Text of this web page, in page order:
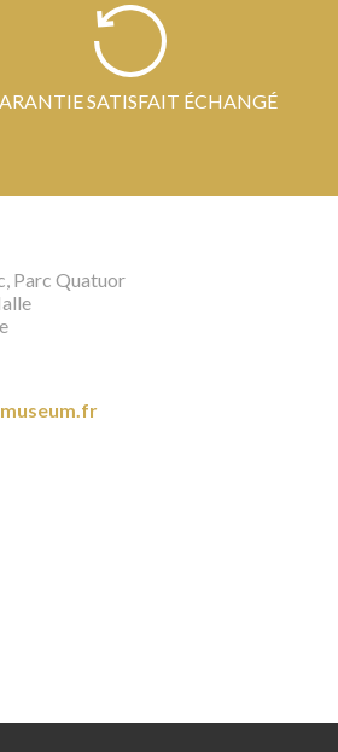
SATISFAIT ÉCHANGÉ
Parc Quatuor